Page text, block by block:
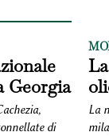
Georgia
di
La